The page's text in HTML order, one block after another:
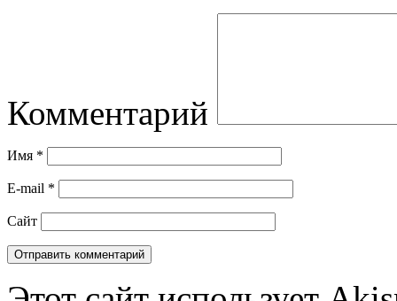
Комментарий
Имя *
E-mail *
Сайт